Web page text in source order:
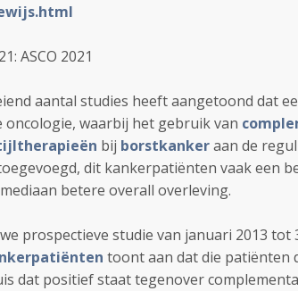
ASCO 2021
aantal studies heeft aangetoond dat
oncologie, waarbij het gebruik van
bij borstkankeraan de
dit kankerpatiënten vaak een
betere overall overleving.
prospectieve studie van januari 2013 tot
toont aan dat die patiënten
dat positief staat tegenover